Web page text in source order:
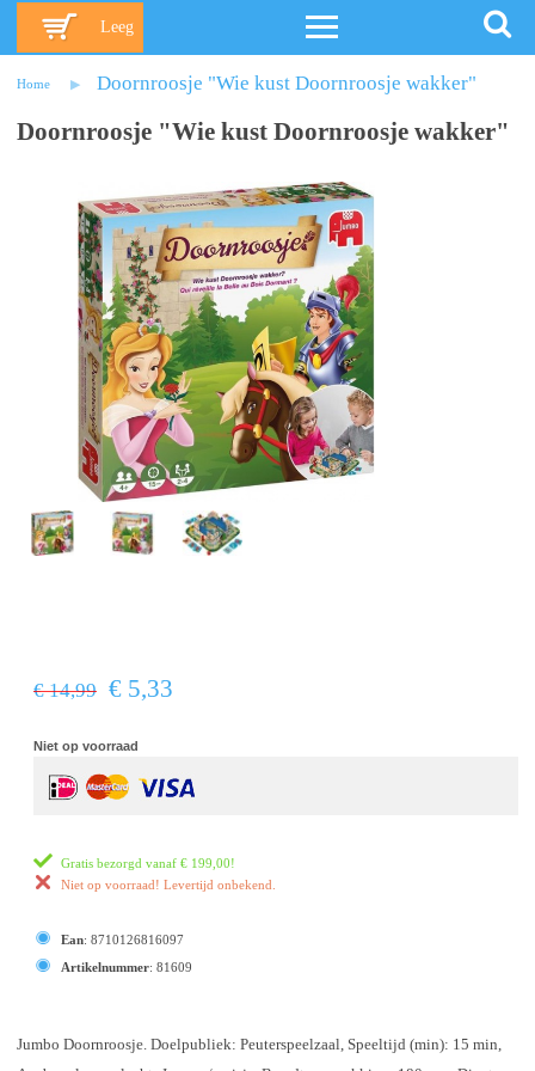
Leeg
Home Doornroosje "Wie kust Doornroosje wakker"
Doornroosje "Wie kust Doornroosje wakker"
€ 14,99 € 5,33
Niet op voorraad
Gratis bezorgd vanaf € 199,00!
Niet op voorraad! Levertijd onbekend.
Ean: 8710126816097
Artikelnummer: 81609
Jumbo Doornroosje. Doelpubliek: Peuterspeelzaal, Speeltijd (min): 15 min,